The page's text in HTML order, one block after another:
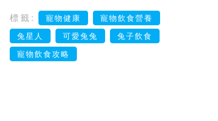
標籤: 寵物健康
寵物飲食營養
兔星人
可愛兔兔
兔子飲食
寵物飲食攻略